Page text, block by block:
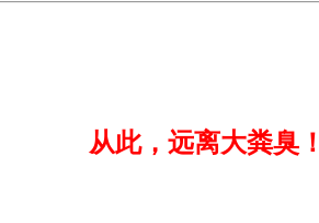
从此，远离大粪臭